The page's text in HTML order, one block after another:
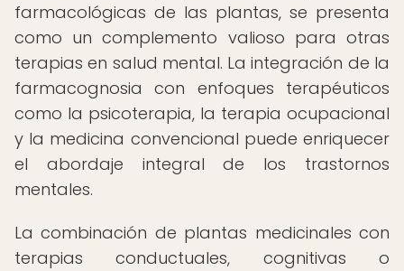
farmacológicas de las plantas, se presenta
como un complemento valioso para otras
terapias en salud mental. La integración de la
farmacognosia con enfoques terapéuticos
como la psicoterapia, la terapia ocupacional
y la medicina convencional puede enriquecer
el abordaje integral de los trastornos
mentales.
La combinación de plantas medicinales con
terapias conductuales, cognitivas o